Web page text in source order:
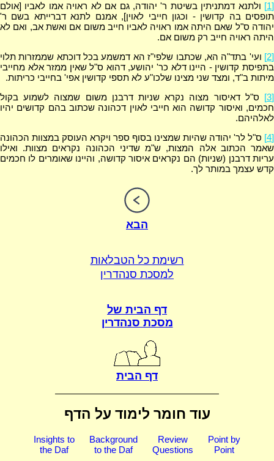
[1]
ולתנא דמתניתין בשיטת ר' יהודה, גם אם לא ראויה אמו לאביו [אולם
תופסים בה קדושין - וכגון חייבי לאוין], אמנם לתנא דברייתא בשם ר'
יהודה ס"ל שאם היתה אמו ראויה לאביו חייב משום אם ואשת אב, ואם לא
היתה ראויה חייב רק משום אם.
[2]
ועי' בתד"ה הא, שכתבו שלפי"ז הא דמשמע בכל דוכתא שממזרות תלוי
בתפיסת קדושין - היינו דלא כר' יהושע, דהוא ס"ל שאין ממזר אלא מחייבי
מיתות ב"ד, ומצד שני מצינו שלכו"ע לא תספי קדושין אפי' בחייבי כריתות.
[3]
ס"ל דאיסור מצוה נקרא שניות דרבנן משום שמצוה לשמוע בקול
חכמים, ואיסור קדושה הוא חייבי לאוין דכהונה שכתוב בהם קדושים יהיו
לאלהיהם.
[4]
ס"ל לר' יהודה שהיות שמצינו בסוף ספר ויקרא העוסק במצוות הכהונה
שאמר הכתוב אלה המצות, ש"מ שדיני הכהונה נקראים מצוות. ואילו
עריות דרבנן (שניות) הם נקראים איסור קדושה, והיינו שאומרים לו חכמים
קדש עצמך במותר לך.
הבא
רשימת כל הטבלאות
למסכת סנהדרין
דף הבית של
מסכת סנהדרין
דף הבית
עוד חומר לימוד על הדף
Insights to
the Daf
Background
to the Daf
Review
Questions
Point by
Point